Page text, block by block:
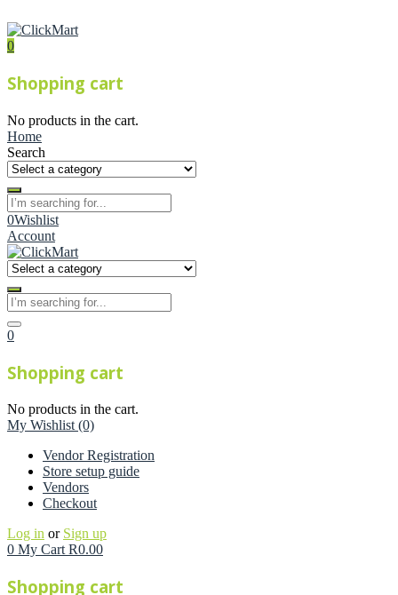
0
Shopping cart
No products in the cart.
Home
Search
0Wishlist
Account
0
Shopping cart
No products in the cart.
My Wishlist (0)
Vendor Registration
Store setup guide
Vendors
Checkout
Log in or Sign up
0 My Cart R0.00
Shopping cart